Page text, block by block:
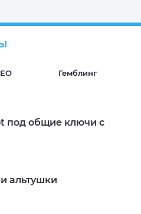
Гемблинг
под общие ключи с
альтушки